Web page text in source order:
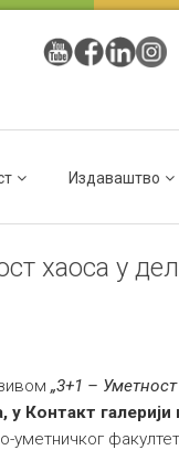
Издаваштво
хаоса у
„3+1 –
у Контакт